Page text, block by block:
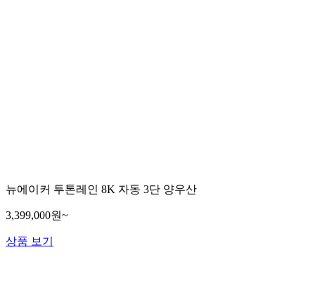
뉴에이커 투톤레인 8K 자동 3단 양우산
3,399,000원~
상품 보기